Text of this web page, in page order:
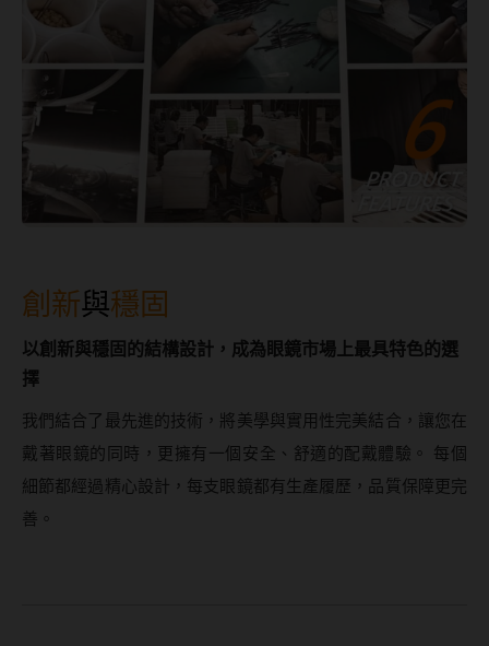
創新與穩固
以創新與穩固的結構設計，成為眼鏡市場上最具特色的選
擇
我們結合了最先進的技術，將美學與實用性完美結合，讓您在
戴著眼鏡的同時，更擁有一個安全、舒適的配戴體驗。 每個
細節都經過精心設計，每支眼鏡都有生產履歷，品質保障更完
善。